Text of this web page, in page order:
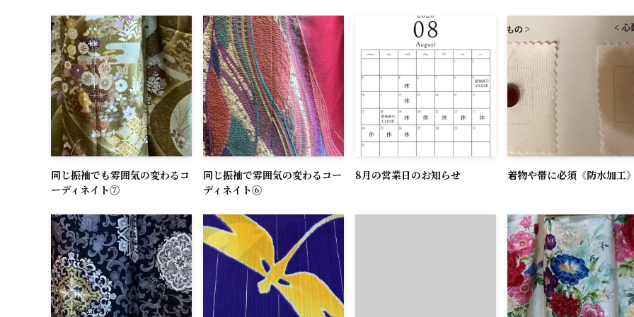
同じ振袖でも雰囲気の変わるコ
ーディネイト⑦
同じ振袖で雰囲気の変わるコー
ディネイト⑥
8月の営業日のお知らせ 着物や帯に必須《防水加工